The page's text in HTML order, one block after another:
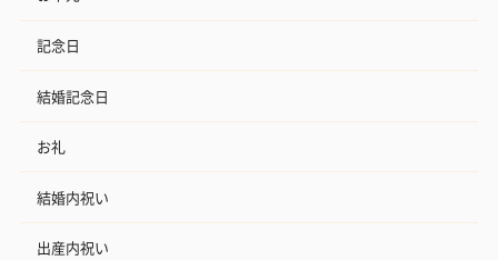
記念日
結婚記念日
お礼
結婚内祝い
出産内祝い